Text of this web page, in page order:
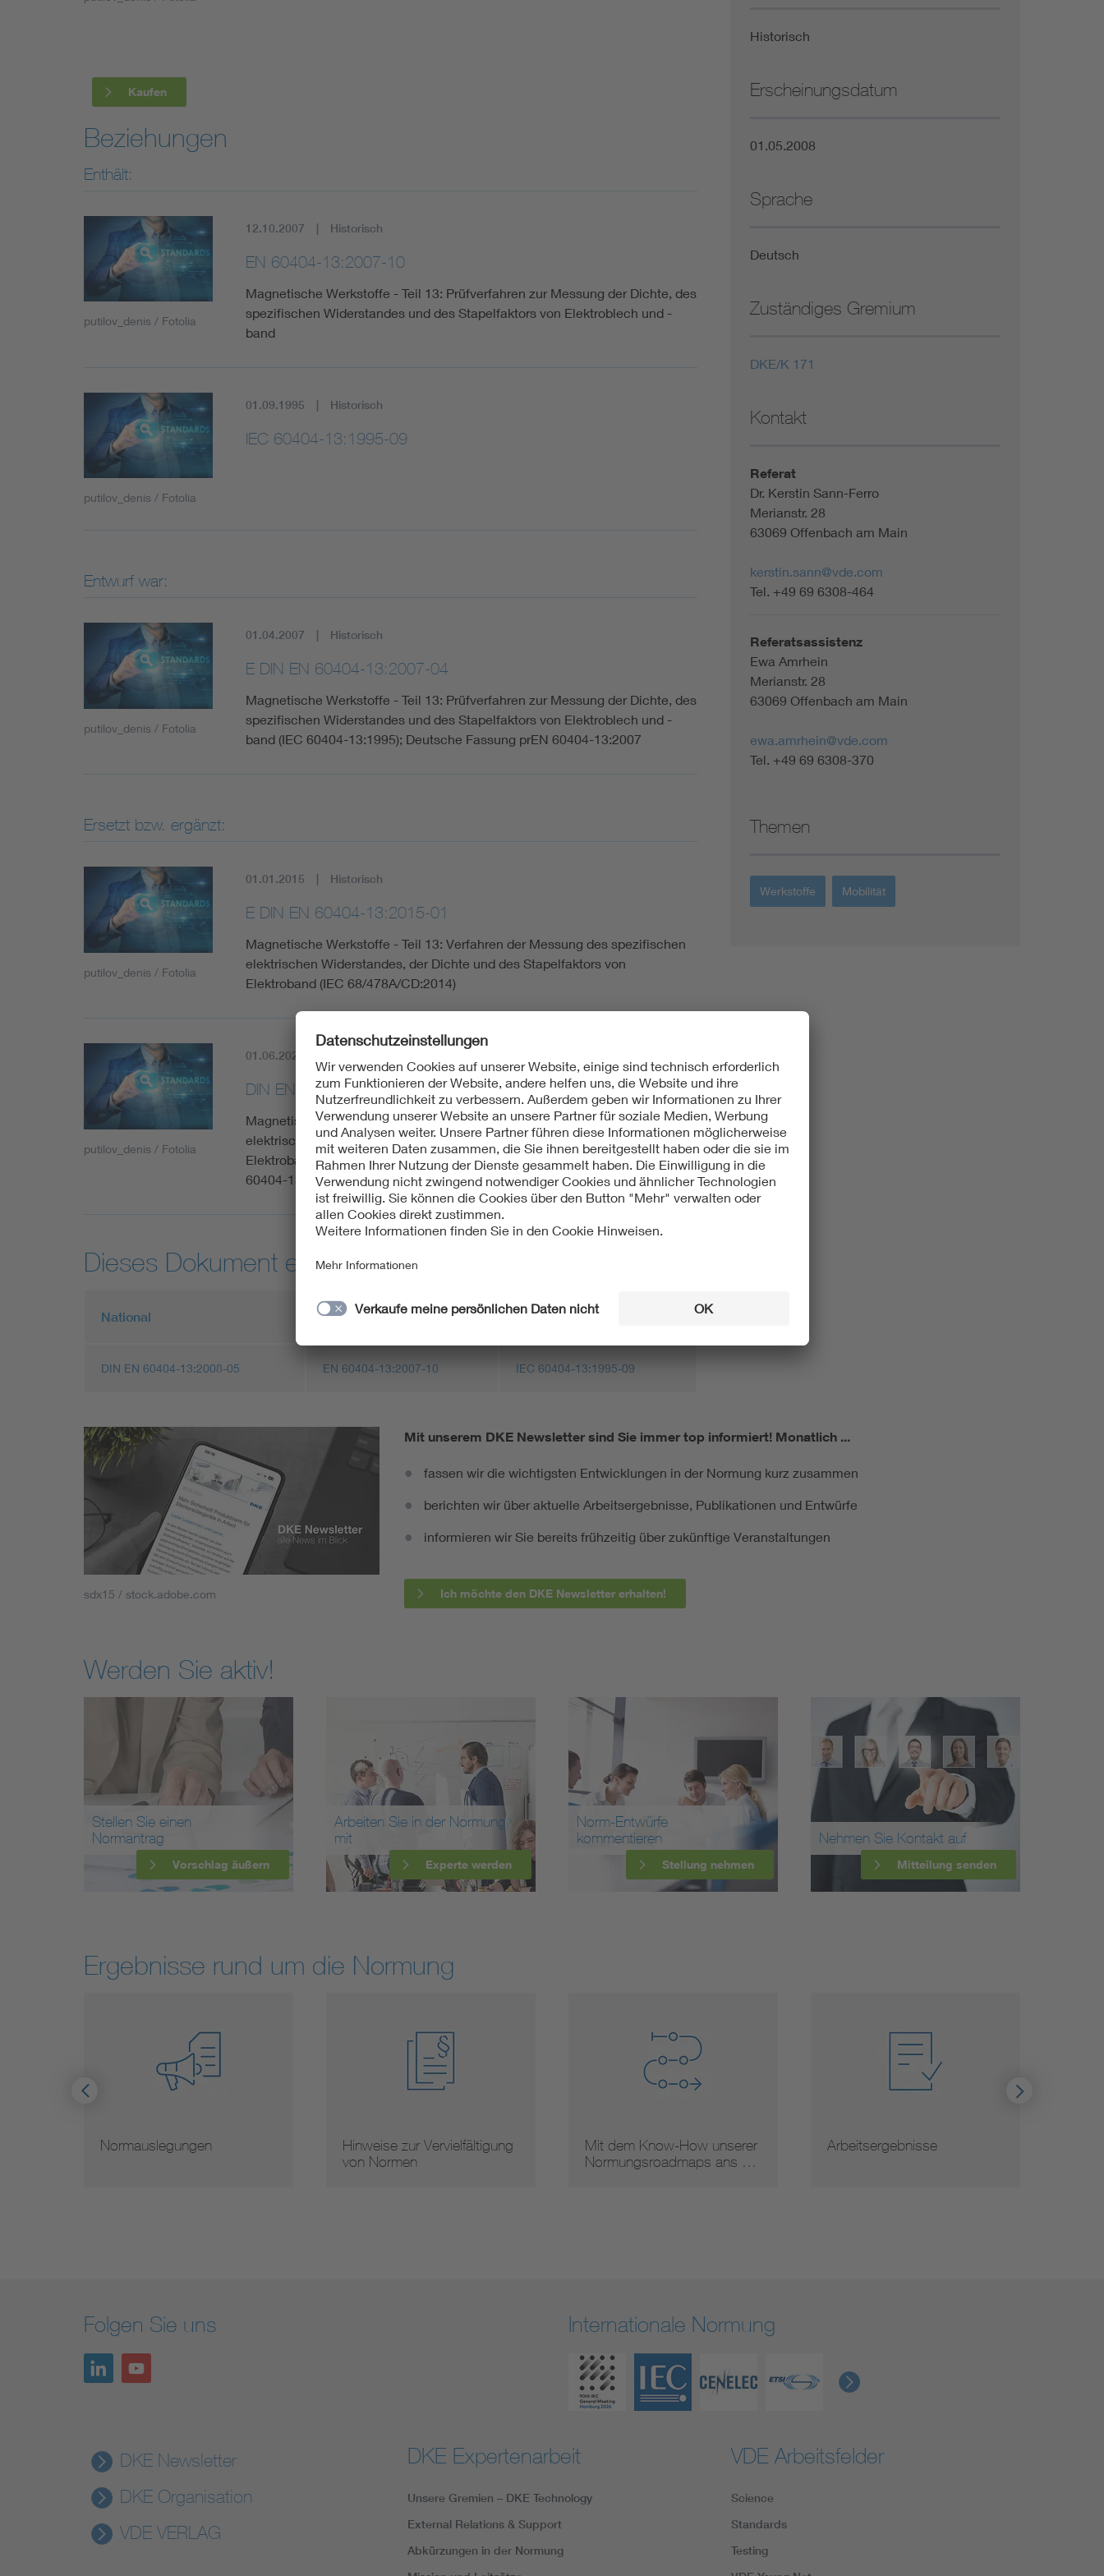
Mobility
Smart Cities
Kaufen
Beziehungen
Enthält:
putilov_denis / Fotolia
12.10.2007 Historisch
EN 60404-13:2007-10
Magnetische Werkstoffe - Teil 13: Prüfverfahren zur Messung der Dichte, des
spezifischen Widerstandes und des Stapelfaktors von Elektroblech und -
band
putilov_denis / Fotolia
01.09.1995 Historisch
IEC 60404-13:1995-09
Entwurf war:
putilov_denis / Fotolia
01.04.2007 Historisch
E DIN EN 60404-13:2007-04
Magnetische Werkstoffe - Teil 13: Prüfverfahren zur Messung der Dichte, des
spezifischen Widerstandes und des Stapelfaktors von Elektroblech und -
band (IEC 60404-13:1995); Deutsche Fassung prEN 60404-13:2007
Ersetzt bzw. ergänzt:
putilov_denis / Fotolia
01.01.2015 Historisch
E DIN EN 60404-13:2015-01
Magnetische Werkstoffe - Teil 13: Verfahren der Messung des spezifischen
elektrischen Widerstandes, der Dichte und des Stapelfaktors von
Elektroband (IEC 68/478A/CD:2014)
putilov_denis / Fotolia
01.06.2020
DIN EN IEC 60404-13:2020-06
Magnetische Werkstoffe - Teil 13: Verfahren der Messung des spezifischen
elektrischen Widerstandes, der Dichte und des Stapelfaktors von
Elektroband und -blech (IEC 60404-13:2018); Deutsche Fassung EN IEC
60404-13:2018
Dieses Dokument entspricht:
National Europäisch International
DIN EN 60404-13:2008-05 EN 60404-13:2007-10 IEC 60404-13:1995-09
Historisch
Erscheinungsdatum
01.05.2008
Sprache
Deutsch
Zuständiges Gremium
DKE/K 171
Kontakt
Referat
Dr. Kerstin Sann-Ferro
Merianstr. 28
63069 Offenbach am Main
kerstin.sann@vde.com
Tel. +49 69 6308-464
Referatsassistenz
Ewa Amrhein
Merianstr. 28
63069 Offenbach am Main
ewa.amrhein@vde.com
Tel. +49 69 6308-370
Themen
Werkstoffe Mobilität
sdx15 / stock.adobe.com
Mit unserem DKE Newsletter sind Sie immer top informiert! Monatlich ...
fassen wir die wichtigsten Entwicklungen in der Normung kurz zusammen
berichten wir über aktuelle Arbeitsergebnisse, Publikationen und Entwürfe
informieren wir Sie bereits frühzeitig über zukünftige Veranstaltungen
Ich möchte den DKE Newsletter erhalten!
Werden Sie aktiv!
Stellen Sie einen
Normantrag
Vorschlag äußern
Arbeiten Sie in der Normung
mit
Experte werden
Norm-Entwürfe
kommentieren
Stellung nehmen
Nehmen Sie Kontakt auf
Mitteilung senden
Ergebnisse rund um die Normung
Hinweise zur Vervielfältigung
Mit dem Know-How unserer
Normungsroadmaps ans …
Arbeitsergebnisse
Folgen Sie uns Internationale Normung
DKE Newsletter
DKE Organisation
VDE VERLAG
DKE Expertenarbeit
Unsere Gremien – DKE Technology
External Relations & Support
Abkürzungen in der Normung
VDE Arbeitsfelder
Science
Standards
Testing